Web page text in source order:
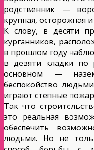
родственник —
крупная, осторожная
К слову, в десяти
курганников,
в прошлом году
в девяти кладки по
основном —
беспокойство
играют степные
Так что
это реальная
обеспечить
людьми. Но не